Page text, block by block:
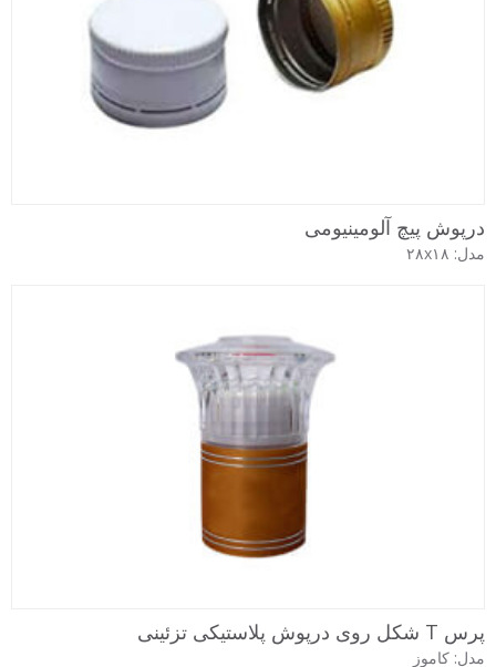
درپوش پیچ آلومینیومی
مدل: ۲۸x۱۸
پرس T شکل روی درپوش پلاستیکی تزئینی
مدل: کاموز